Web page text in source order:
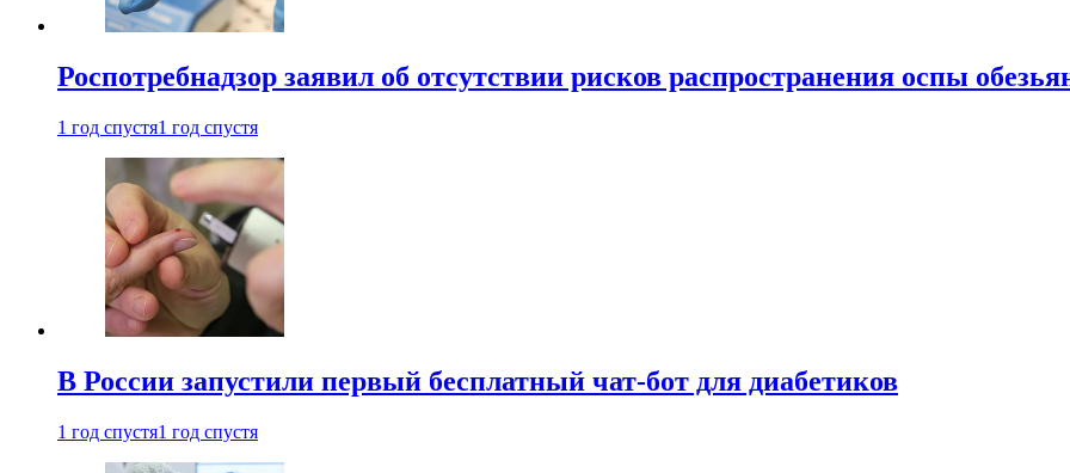
Роспотребнадзор заявил об отсутствии рисков распространения оспы
1 год спустя1 год спустя
В России запустили первый бесплатный чат-бот для диабетиков
1 год спустя1 год спустя